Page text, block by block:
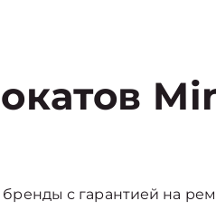
с гарантией на